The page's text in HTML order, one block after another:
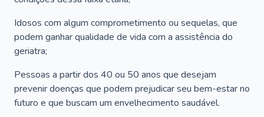
Idosos com algum comprometimento ou sequelas, que
podem ganhar qualidade de vida com a assistência do
geriatra;
Pessoas a partir dos 40 ou 50 anos que desejam
prevenir doenças que podem prejudicar seu bem-estar no
futuro e que buscam um envelhecimento saudável.